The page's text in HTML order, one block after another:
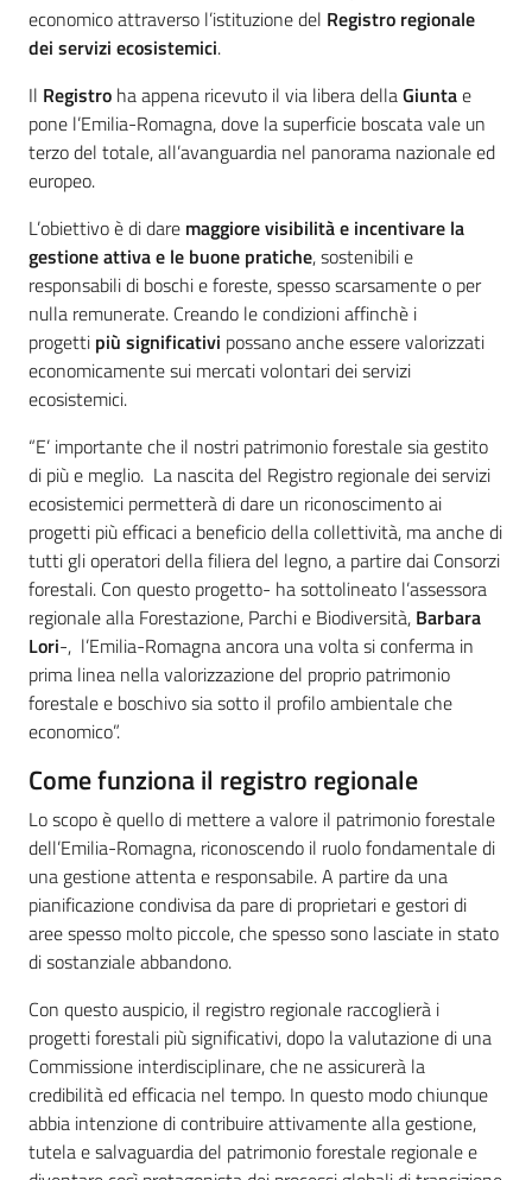
Piani Programmi
Progetti
economico attraverso l’istituzione del Registro regionale
dei servizi ecosistemici.
Il Registro ha appena ricevuto il via libera dellaGiuntae
pone l’Emilia-Romagna, dove la superficie boscata vale un
terzo del totale, all’avanguardia nel panorama nazionale ed
europeo.
L’obiettivo è di dare maggiore visibilità e incentivare la
gestione attiva e le buone pratiche, sostenibili e
responsabili di boschi e foreste, spesso scarsamente o per
nulla remunerate. Creando le condizioni affinchè i
progetti più significativi possano anche essere valorizzati
economicamente sui mercati volontari dei servizi
ecosistemici.
“E’ importante che il nostri patrimonio forestale sia gestito
di più e meglio. La nascita del Registro regionale dei servizi
ecosistemici permetterà di dare un riconoscimento ai
progetti più efficaci a beneficio della collettività, ma anche di
tutti gli operatori della filiera del legno, a partire dai Consorzi
forestali. Con questo progetto- ha sottolineato l’assessora
regionale alla Forestazione, Parchi e Biodiversità, Barbara
Lori-, l’Emilia-Romagna ancora una volta si conferma in
prima linea nella valorizzazione del proprio patrimonio
forestale e boschivo sia sotto il profilo ambientale che
economico”.
Come funziona il registro regionale
Lo scopo è quello di mettere a valore il patrimonio forestale
dell’Emilia-Romagna, riconoscendo il ruolo fondamentale di
una gestione attenta e responsabile. A partire da una
pianificazione condivisa da pare di proprietari e gestori di
aree spesso molto piccole, che spesso sono lasciate in stato
di sostanziale abbandono.
Con questo auspicio, il registro regionale raccoglierà i
progetti forestali più significativi, dopo la valutazione di una
Commissione interdisciplinare, che ne assicurerà la
credibilità ed efficacia nel tempo. In questo modo chiunque
abbia intenzione di contribuire attivamente alla gestione,
tutela e salvaguardia del patrimonio forestale regionale e